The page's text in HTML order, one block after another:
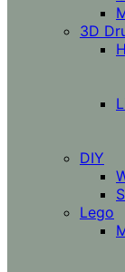
3D
DIY
Lego